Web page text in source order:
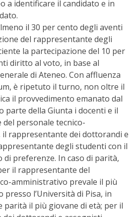
a identificare il candidato e in
il 30 per cento degli aventi
del rappresentante degli
la partecipazione del 10 per
diritto al voto, in base al
di Ateneo. Con affluenza
è ripetuto il turno, non oltre il
il provvedimento emanato dal
parte della Giunta i docenti e il
personale tecnico-
rappresentante dei dottorandi e
degli studenti con il
di preferenze. In caso di parità,
il rappresentante del
amministrativo prevale il più
l’Università di Pisa, in
parità il più giovane di età; per il